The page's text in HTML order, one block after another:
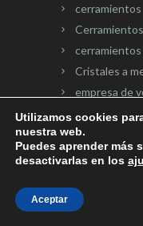
cerramientos
cerramientos
Cristales a
empresa de
Mallorquinas
Mamparas de
Mosquiteras
Persianas de
Utilizamos cookies
nuestra web.
Puedes aprender más
desactivarlas en los
Aceptar